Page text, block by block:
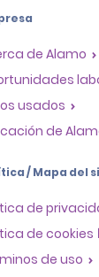
de Alamo
usados
de
/ Mapa del
de
de cookies
de uso